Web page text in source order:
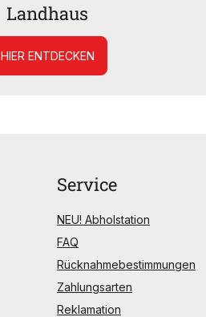
Landhaus
HIER ENTDECKEN
Service
NEU! Abholstation
FAQ
Rücknahmebestimmungen
Zahlungsarten
Reklamation